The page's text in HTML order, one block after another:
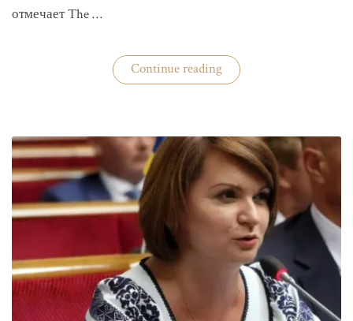
отмечает The …
Continue reading«Анализ
визита
США»